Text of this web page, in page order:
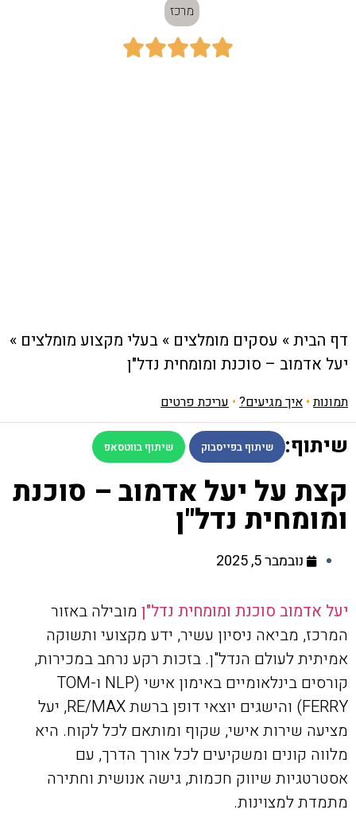
מרכז





דף הבית» עסקים מומלצים » בעלי מקצוע מומלצים »
יעל אדמוב – סוכנת ומומחית נדל"ן
תמונות• איך מגיעים? • עריכת פרטים
שיתוף: שיתוף בפייסבוק שיתוף בווטסאפ
קצת על יעל אדמוב – סוכנת
ומומחית נדל"ן
נובמבר 5, 2025
יעל אדמוב סוכנת ומומחית נדל"ן מובילה באזור
המרכז, מביאה ניסיון עשיר, ידע מקצועי ותשוקה
אמיתית לעולם הנדל"ן. בזכות רקע נרחב במכירות,
קורסים בינלאומיים באימון אישי (NLP ו-TOM
FERRY) והישגים יוצאי דופן ברשת RE/MAX, יעל
מציעה שירות אישי, שקוף ומותאם לכל לקוח. היא
מלווה קונים ומשקיעים לכל אורך הדרך, עם
אסטרטגיות שיווק חכמות, גישה אנושית וחתירה
מתמדת למצוינות.